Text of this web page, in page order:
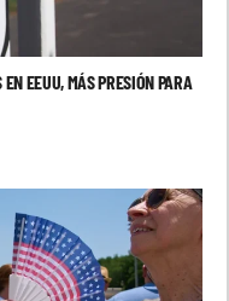
EEUU, MÁS PRESIÓN PARA